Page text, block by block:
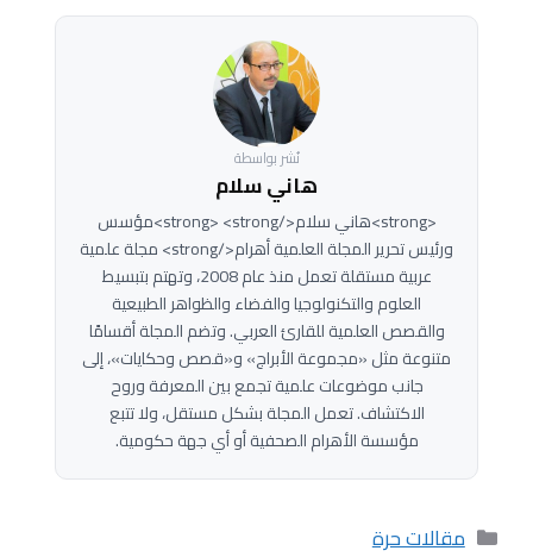
نُشر بواسطة
هاني سلام
<strong>هاني سلام</strong> <strong>مؤسس
ورئيس تحرير المجلة العلمية أهرام</strong> مجلة علمية
عربية مستقلة تعمل منذ عام 2008، وتهتم بتبسيط
العلوم والتكنولوجيا والفضاء والظواهر الطبيعية
والقصص العلمية للقارئ العربي. وتضم المجلة أقسامًا
متنوعة مثل «مجموعة الأبراج» و«قصص وحكايات»، إلى
جانب موضوعات علمية تجمع بين المعرفة وروح
الاكتشاف. تعمل المجلة بشكل مستقل، ولا تتبع
مؤسسة الأهرام الصحفية أو أي جهة حكومية.
التصنيفات
مقالات حرة